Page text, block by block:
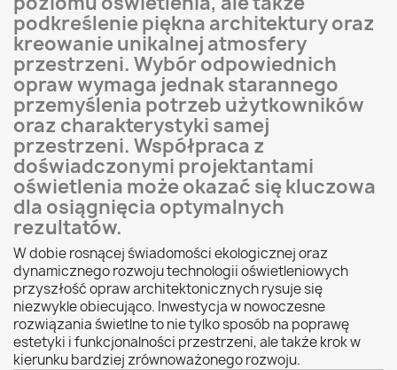
podkreślenie piękna architektury oraz
kreowanie unikalnej atmosfery
przestrzeni. Wybór odpowiednich
opraw wymaga jednak starannego
przemyślenia potrzeb użytkowników
oraz charakterystyki samej
przestrzeni. Współpraca z
doświadczonymi projektantami
oświetlenia może okazać się kluczowa
dla osiągnięcia optymalnych
rezultatów.
W dobie rosnącej świadomości ekologicznej oraz
dynamicznego rozwoju technologii oświetleniowych
przyszłość opraw architektonicznych rysuje się
niezwykle obiecująco. Inwestycja w nowoczesne
rozwiązania świetlne to nie tylko sposób na poprawę
estetyki i funkcjonalności przestrzeni, ale także krok w
kierunku bardziej zrównoważonego rozwoju.